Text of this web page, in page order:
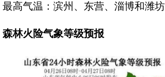
气温：滨州、东营、淄博和潍坊
森林火险气象等级预报